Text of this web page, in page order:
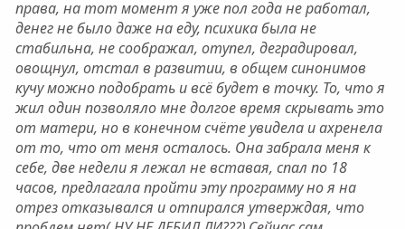
права, на тот момент я уже пол года не работал,
денег не было даже на еду, психика была не
стабильна, не соображал, отупел, деградировал,
овощнул, отстал в развитии, в общем синонимов
кучу можно подобрать и всё будет в точку. То, что я
жил один позволяло мне долгое время скрывать это
от матери, но в конечном счёте увидела и ахренела
от то, что от меня осталось. Она забрала меня к
себе, две недели я лежал не вставая, спал по 18
часов, предлагала пройти эту программу но я на
отрез отказывался и отпирался утверждая, что